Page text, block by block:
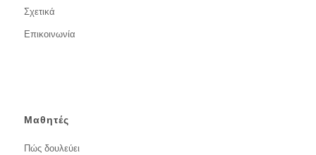
Σχετικά
Επικοινωνία
Μαθητές
Πώς δουλεύει